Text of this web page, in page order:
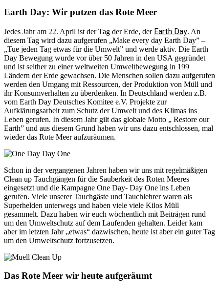
Earth Day: Wir putzen das Rote Meer
Jedes Jahr am 22. April ist der Tag der Erde, der Earth Day. An
diesem Tag wird dazu aufgerufen „Make every day Earth Day” –
„Tue jeden Tag etwas für die Umwelt” und werde aktiv. Die Earth
Day Bewegung wurde vor über 50 Jahren in den USA gegründet
und ist seither zu einer weltweiten Umweltbewegung in 199
Ländern der Erde gewachsen. Die Menschen sollen dazu aufgerufen
werden den Umgang mit Ressourcen, der Produktion von Müll und
ihr Konsumverhalten zu überdenken. In Deutschland werden z.B.
vom Earth Day Deutsches Komitee e.V. Projekte zur
Aufklärungsarbeit zum Schutz der Umwelt und des Klimas ins
Leben gerufen. In diesem Jahr gilt das globale Motto „ Restore our
Earth” und aus diesem Grund haben wir uns dazu entschlossen, mal
wieder das Rote Meer aufzuräumen.
Schon in der vergangenen Jahren haben wir uns mit regelmäßigen
Clean up Tauchgängen für die Sauberkeit des Roten Meeres
eingesetzt und die Kampagne One Day- Day One ins Leben
gerufen. Viele unserer Tauchgäste und Tauchlehrer waren als
Superhelden unterwegs und haben viele viele Kilos Müll
gesammelt. Dazu haben wir euch wöchentlich mit Beiträgen rund
um den Umweltschutz auf dem Laufenden gehalten. Leider kam
aber im letzten Jahr „etwas“ dazwischen, heute ist aber ein guter Tag
um den Umweltschutz fortzusetzen.
Das Rote Meer wir heute aufgeräumt